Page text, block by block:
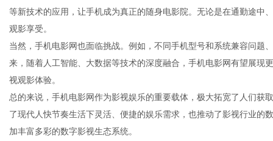
等新技术的应用，让手机成为真正的随身电影院。无论是在通勤途中
观影享受。
当然，手机电影网也面临挑战。例如，不同手机型号和系统兼容问题
来，随着人工智能、大数据等技术的深度融合，手机电影网有望展现
视观影体验。
总的来说，手机电影网作为影视娱乐的重要载体，极大拓宽了人们获
了现代人快节奏生活下灵活、便捷的娱乐需求，也推动了影视行业的
加丰富多彩的数字影视生态系统。